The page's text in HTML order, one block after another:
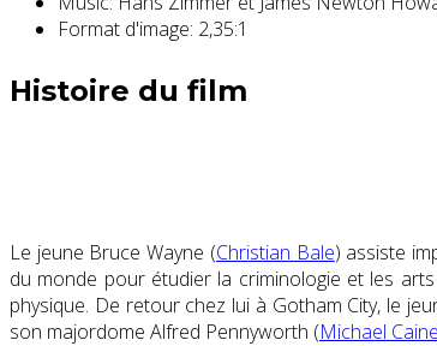
Format d'image: 2,35:1
Histoire du film
Le jeune Bruce Wayne (Christian Bale) assiste
du monde pour étudier la criminologie et les
physique. De retour chez lui à Gotham City, le
son majordome Alfred Pennyworth (Michael Caine